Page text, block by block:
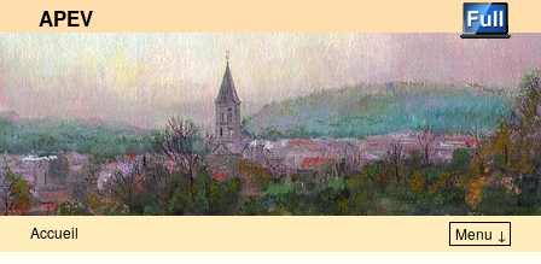
APEV
Accueil Menu ↓